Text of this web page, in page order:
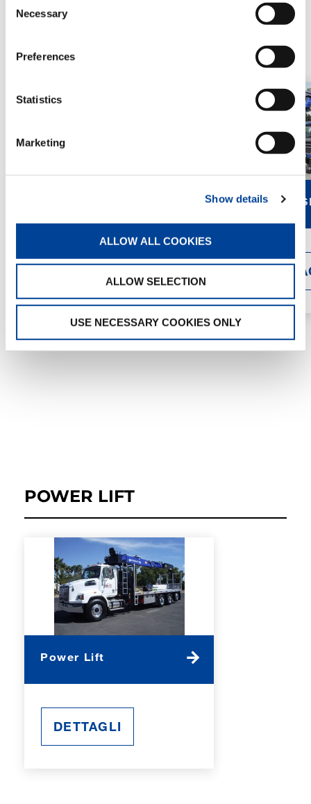
Selection
Necessary
Preferences
Statistics
Marketing
Show details
ALLOW ALL COOKIES
ALLOW SELECTION
USE NECESSARY COOKIES ONLY
PM 150
POWER LIFT
Power Lift
DETTAGLI